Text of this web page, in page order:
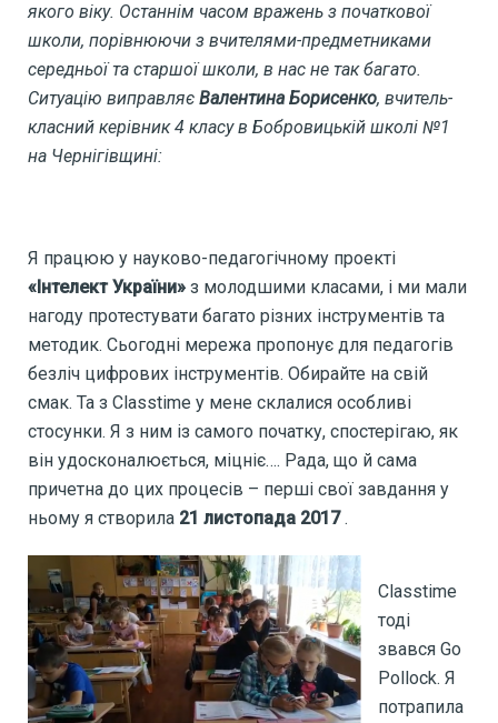
якого віку. Останнім часом вражень з початкової
школи, порівнюючи з вчителями-предметниками
середньої та старшої школи, в нас не так багато.
Ситуацію виправляє Валентина Борисенко, вчитель-
класний керівник 4 класу в Бобровицькій школі №1
на Чернігівщині:
Я працюю у науково-педагогічному проекті
«Інтелект України» з молодшими класами, і ми мали
нагоду протестувати багато різних інструментів та
методик. Сьогодні мережа пропонує для педагогів
безліч цифрових інструментів. Обирайте на свій
смак. Та з Classtime у мене склалися особливі
стосунки. Я з ним із самого початку, спостерігаю, як
він удосконалюється, міцніє…. Рада, що й сама
причетна до цих процесів – перші свої завдання у
ньому я створила 21 листопада 2017.
Classtime
тоді
звався Go
Pollock. Я
потрапила